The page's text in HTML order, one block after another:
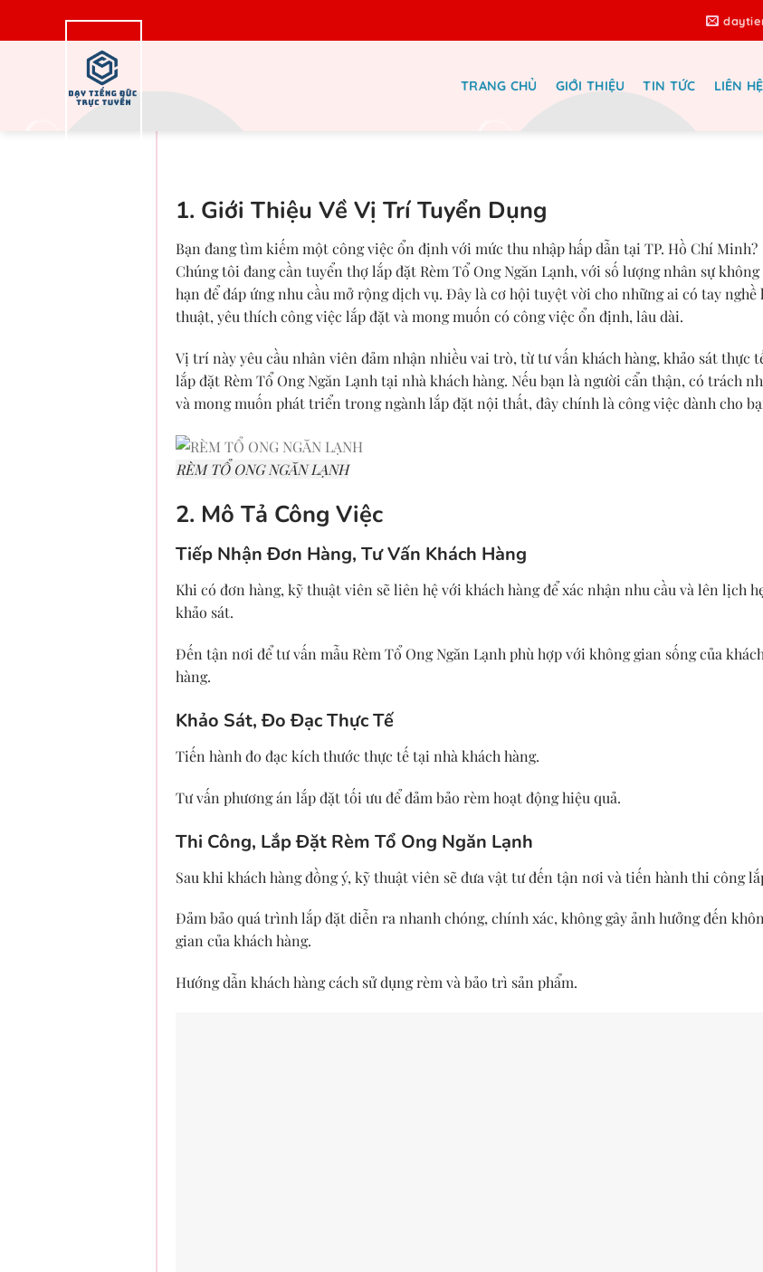
TRANG CHỦ GIỚI THIỆU TIN TỨC LIÊN HỆ
1. Giới Thiệu Về Vị Trí Tuyển Dụng
Bạn đang tìm kiếm một công việc ổn định với mức thu nhập hấp dẫn tại TP. Hồ Chí Minh?
Chúng tôi đang cần tuyển thợ lắp đặt Rèm Tổ Ong Ngăn Lạnh, với số lượng nhân sự
hạn để đáp ứng nhu cầu mở rộng dịch vụ. Đây là cơ hội tuyệt vời cho những ai có tay nghề
thuật, yêu thích công việc lắp đặt và mong muốn có công việc ổn định, lâu dài.
Vị trí này yêu cầu nhân viên đảm nhận nhiều vai trò, từ tư vấn khách hàng, khảo sát thực
lắp đặt Rèm Tổ Ong Ngăn Lạnh tại nhà khách hàng. Nếu bạn là người cẩn thận, có trách
và mong muốn phát triển trong ngành lắp đặt nội thất, đây chính là công việc dành cho
RÈM TỔ ONG NGĂN LẠNH
2. Mô Tả Công Việc
Tiếp Nhận Đơn Hàng, Tư Vấn Khách Hàng
Khi có đơn hàng, kỹ thuật viên sẽ liên hệ với khách hàng để xác nhận nhu cầu và lên lịch
khảo sát.
Đến tận nơi để tư vấn mẫu Rèm Tổ Ong Ngăn Lạnh phù hợp với không gian sống của khách
hàng.
Khảo Sát, Đo Đạc Thực Tế
Tiến hành đo đạc kích thước thực tế tại nhà khách hàng.
Tư vấn phương án lắp đặt tối ưu để đảm bảo rèm hoạt động hiệu quả.
Thi Công, Lắp Đặt Rèm Tổ Ong Ngăn Lạnh
Sau khi khách hàng đồng ý, kỹ thuật viên sẽ đưa vật tư đến tận nơi và tiến hành thi công
Đảm bảo quá trình lắp đặt diễn ra nhanh chóng, chính xác, không gây ảnh hưởng đến
gian của khách hàng.
Hướng dẫn khách hàng cách sử dụng rèm và bảo trì sản phẩm.